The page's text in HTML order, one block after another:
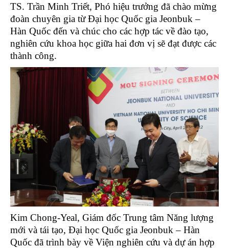
TS. Trần Minh Triết, Phó hiệu trưởng đã chào mừng
đoàn chuyên gia từ Đại học Quốc gia Jeonbuk –
Hàn Quốc đến và chúc cho các hợp tác về đào tạo,
nghiên cứu khoa học giữa hai đơn vị sẽ đạt được các
thành công.
Kim Chong-Yeal, Giám đốc Trung tâm Năng lượng
mới và tái tạo, Đại học Quốc gia Jeonbuk – Hàn
Quốc đã trình bày về Viện nghiên cứu và dự án hợp